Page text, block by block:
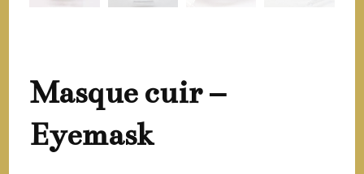
Masque cuir –
Eyemask